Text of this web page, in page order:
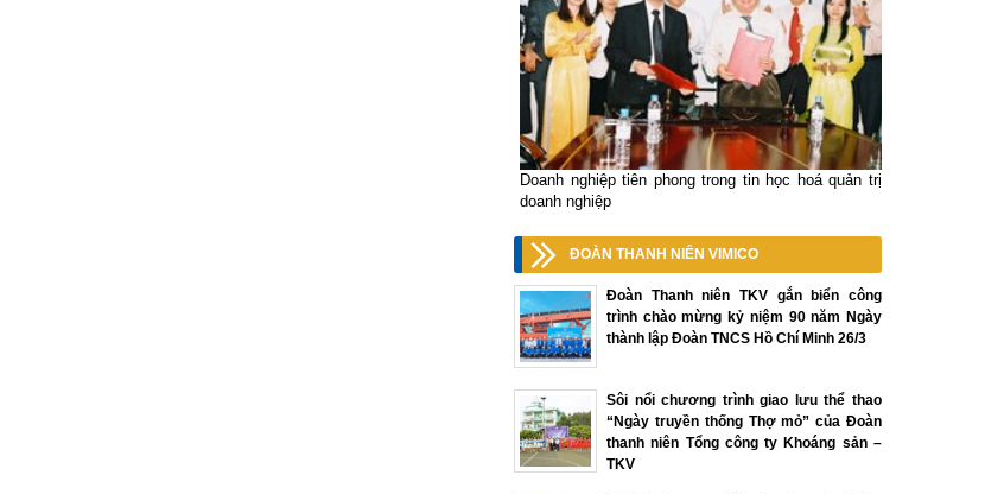
Doanh nghiệp tiên phong trong tin học hoá quản trị
doanh nghiệp
ĐOÀN THANH NIÊN VIMICO
Đoàn Thanh niên TKV gắn biển công
trình chào mừng kỷ niệm 90 năm Ngày
thành lập Đoàn TNCS Hồ Chí Minh 26/3
Sôi nổi chương trình giao lưu thể thao
“Ngày truyền thống Thợ mỏ” của Đoàn
thanh niên Tổng công ty Khoáng sản –
TKV